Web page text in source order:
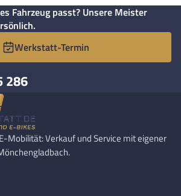
Fahrzeug passt? Unsere Meister
Werkstatt-Termin
286
Mobilität: Verkauf und Service mit eigener